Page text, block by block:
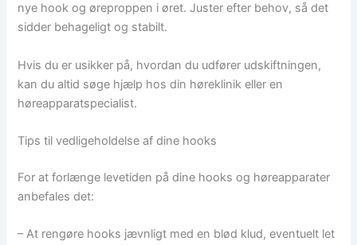
nye hook og øreproppen i øret. Juster efter behov, så det
sidder behageligt og stabilt.
Hvis du er usikker på, hvordan du udfører udskiftningen,
kan du altid søge hjælp hos din høreklinik eller en
høreapparatspecialist.
Tips til vedligeholdelse af dine hooks
For at forlænge levetiden på dine hooks og høreapparater
anbefales det:
– At rengøre hooks jævnligt med en blød klud, eventuelt let